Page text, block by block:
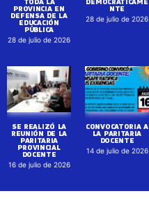
PROVINCIA EN
DEFENSA DE LA
EDUCACIÓN
PÚBLICA
28 de julio de 2026
NTE
28 de julio de 2026
SE REALIZÓ LA
REUNIÓN DE LA
PARITARIA
PROVINCIAL
DOCENTE
16 de julio de 2026
CONVOCATORIA A
LA PARITARIA
DOCENTE
14 de julio de 2026